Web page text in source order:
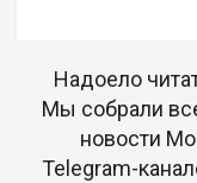
Надоело
Мы собрали
новости
Telegram-